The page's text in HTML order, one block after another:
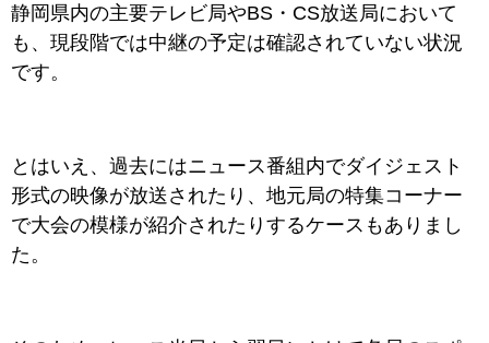
静岡県内の主要テレビ局やBS・CS放送局において
も、現段階では中継の予定は確認されていない状況
です。
とはいえ、過去にはニュース番組内でダイジェスト
形式の映像が放送されたり、地元局の特集コーナー
で大会の模様が紹介されたりするケースもありまし
た。